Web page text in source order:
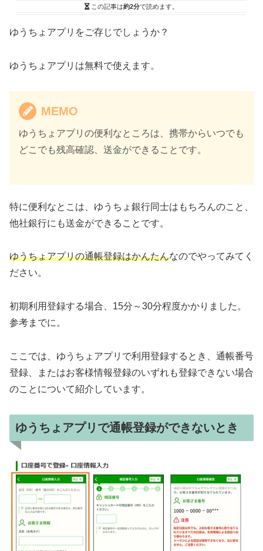
この記事は約2分で読めます。
ゆうちょアプリをご存じでしょうか？
ゆうちょアプリは無料で使えます。
MEMO
ゆうちょアプリの便利なところは、携帯からいつでも
どこでも残高確認、送金ができることです。
特に便利なとこは、ゆうちょ銀行同士はもちろんのこと、
他社銀行にも送金ができることです。
ゆうちょアプリの通帳登録はかんたんなのでやってみてく
ださい。
初期利用登録する場合、15分～30分程度かかりました。
参考までに。
ここでは、ゆうちょアプリで利用登録するとき、通帳番号
登録、またはお客様情報登録のいずれも登録できない場合
のことについて紹介しています。
ゆうちょアプリで通帳登録ができないとき